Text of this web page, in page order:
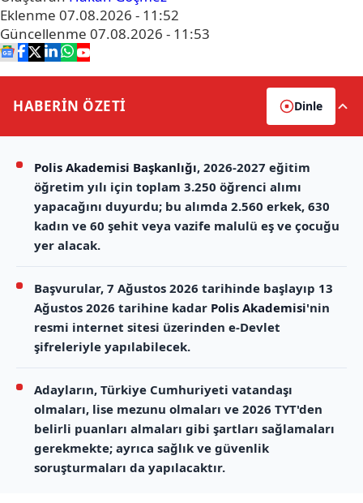
Eklenme 07.08.2026 - 11:52
Güncellenme 07.08.2026 - 11:53
HABERİN ÖZETİ Dinle
Polis Akademisi Başkanlığı, 2026-2027 eğitim
öğretim yılı için toplam 3.250 öğrenci alımı
yapacağını duyurdu; bu alımda 2.560 erkek, 630
kadın ve 60 şehit veya vazife malulü eş ve çocuğu
yer alacak.
Başvurular, 7 Ağustos 2026 tarihinde başlayıp 13
Ağustos 2026 tarihine kadar Polis Akademisi'nin
resmi internet sitesi üzerinden e-Devlet
şifreleriyle yapılabilecek.
Adayların, Türkiye Cumhuriyeti vatandaşı
olmaları, lise mezunu olmaları ve 2026 TYT'den
belirli puanları almaları gibi şartları sağlamaları
gerekmekte; ayrıca sağlık ve güvenlik
soruşturmaları da yapılacaktır.